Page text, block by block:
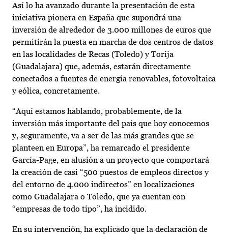
Así lo ha avanzado durante la presentación de esta
iniciativa pionera en España que supondrá una
inversión de alrededor de 3.000 millones de euros que
permitirán la puesta en marcha de dos centros de datos
en las localidades de Recas (Toledo) y Torija
(Guadalajara) que, además, estarán directamente
conectados a fuentes de energía renovables, fotovoltaica
y eólica, concretamente.
“Aquí estamos hablando, probablemente, de la
inversión más importante del país que hoy conocemos
y, seguramente, va a ser de las más grandes que se
planteen en Europa”, ha remarcado el presidente
García-Page, en alusión a un proyecto que comportará
la creación de casi “500 puestos de empleos directos y
del entorno de 4.000 indirectos” en localizaciones
como Guadalajara o Toledo, que ya cuentan con
“empresas de todo tipo”, ha incidido.
En su intervención, ha explicado que la declaración de